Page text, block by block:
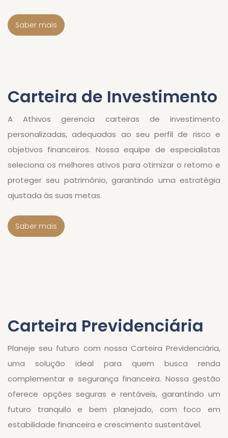
Saber mais
Carteira de Investimento
A Athivos gerencia carteiras de investimento
personalizadas, adequadas ao seu perfil de risco e
objetivos financeiros. Nossa equipe de especialistas
seleciona os melhores ativos para otimizar o retorno e
proteger seu patrimônio, garantindo uma estratégia
ajustada às suas metas.
Saber mais
Carteira Previdenciária
Planeje seu futuro com nossa Carteira Previdenciária,
uma solução ideal para quem busca renda
complementar e segurança financeira. Nossa gestão
oferece opções seguras e rentáveis, garantindo um
futuro tranquilo e bem planejado, com foco em
estabilidade financeira e crescimento sustentável.